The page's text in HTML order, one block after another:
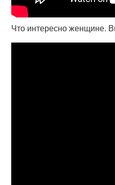
Что интересно женщине.